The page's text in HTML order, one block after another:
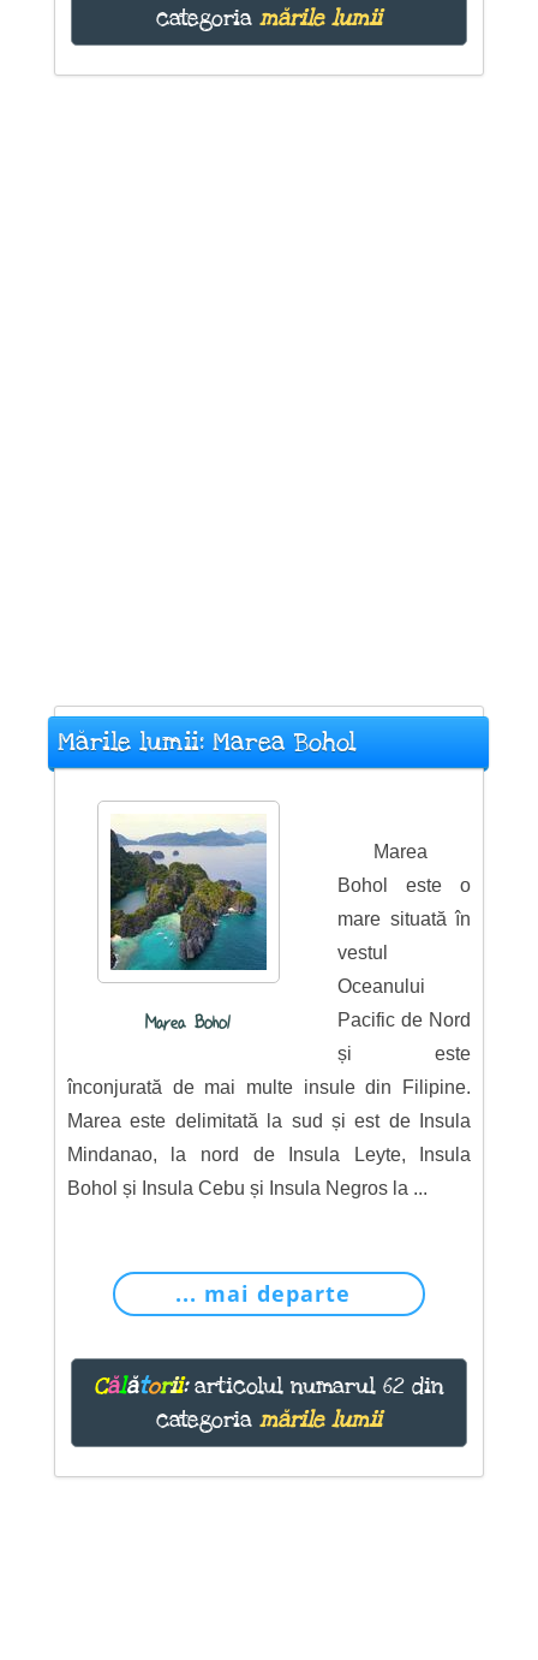
categoria mările lumii
Mările lumii: Marea Bohol
Marea Bohol
Marea
Bohol este o
mare situată în
vestul
Oceanului
Pacific de Nord
și este
înconjurată de mai multe insule din Filipine.
Marea este delimitată la sud și est de Insula
Mindanao, la nord de Insula Leyte, Insula
Bohol și Insula Cebu și Insula Negros la ...
... mai departe
Călătorii:articolul numarul 62 din
categoria mările lumii